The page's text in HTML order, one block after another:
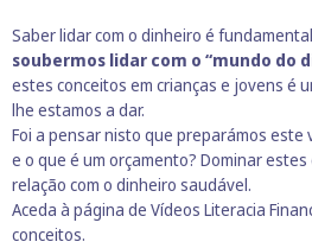
Saber lidar com o dinheiro é
soubermos lidar com o “mundo do
estes conceitos em crianças e jovens é
lhe estamos a dar.
Foi a pensar nisto que preparámos este
e o que é um orçamento? Dominar
relação com o dinheiro saudável.
Aceda à página de Vídeos Literacia
conceitos.